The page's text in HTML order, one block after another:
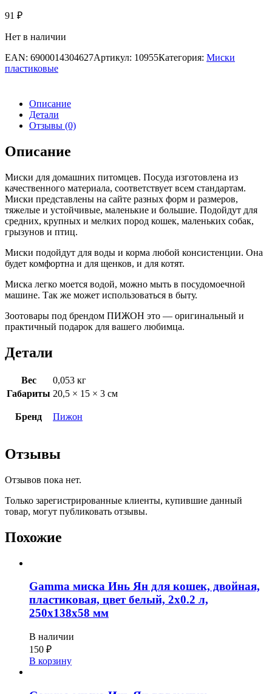
91 ₽
Нет в наличии
EAN: 6900014304627Артикул: 10955Категория: Миски
пластиковые
Описание
Детали
Отзывы (0)
Описание
Миски для домашних питомцев. Посуда изготовлена из
качественного материала, соответствует всем стандартам.
Миски представлены на сайте разных форм и размеров,
тяжелые и устойчивые, маленькие и большие. Подойдут для
средних, крупных и мелких пород кошек, маленьких собак,
грызунов и птиц.
Миски подойдут для воды и корма любой консистенции. Она
будет комфортна и для щенков, и для котят.
Миска легко моется водой, можно мыть в посудомоечной
машине. Так же может использоваться в быту.
Зоотовары под брендом ПИЖОН это — оригинальный и
практичный подарок для вашего любимца.
Детали
Вес
0,053 кг
Габариты 20,5 × 15 × 3 см
Бренд Пижон
Отзывы
Отзывов пока нет.
Только зарегистрированные клиенты, купившие данный
товар, могут публиковать отзывы.
Похожие
Gamma миска Инь Ян для кошек, двойная,
пластиковая, цвет белый, 2х0.2 л,
250x138x58 мм
В наличии
150 ₽
В корзину